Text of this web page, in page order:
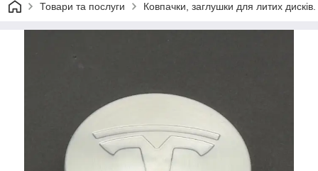
Товари та послуги Ковпачки, заглушки для литих дисків.